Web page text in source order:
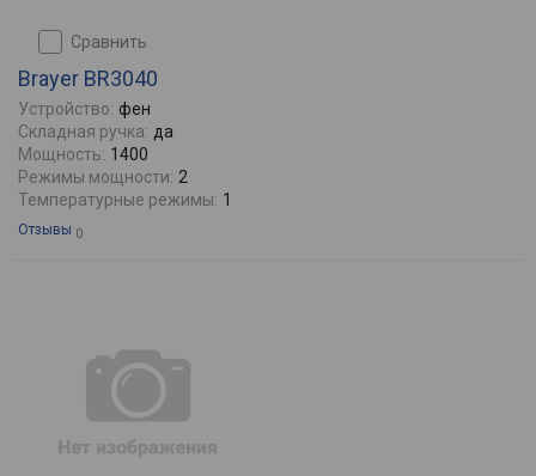
сравнить
Brayer BR3040
Устройство: фен
Складная ручка: да
Мощность: 1400
Режимы мощности: 2
Температурные режимы: 1
Отзывы 0